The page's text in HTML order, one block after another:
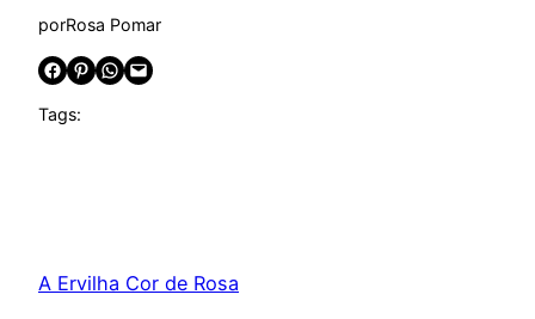
porRosa Pomar
Share on Facebook Share on Pinterest Share on WhatsApp Email this Page
Tags:
A Ervilha Cor de Rosa